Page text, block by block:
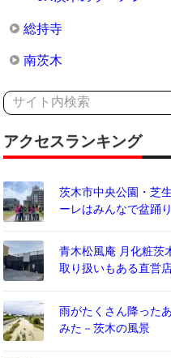
総持寺
南茨木
アクセスランキング
茨木市中央公園・芝
ーレはみんなで盆踊り
青木松風庵 月化粧茨
取り扱いもある直営
雨がたくさん降った
みた－茨木の風景